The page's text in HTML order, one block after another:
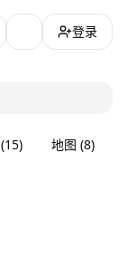
加载主题切换
登录
(15) 地图 (8)